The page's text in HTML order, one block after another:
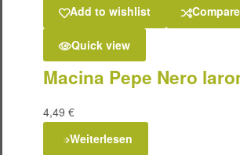
Add to wishlist Compare
Quick view
Macina Pepe Nero
4,49 €
Weiterlesen